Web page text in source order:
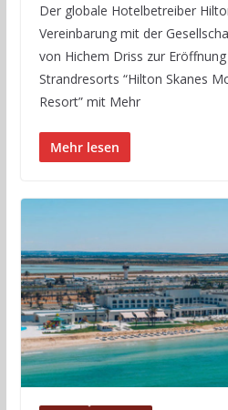
Der globale Hotelbetreiber
Vereinbarung mit der
von Hichem Driss zur
Strandresorts “Hilton Skanes
Resort” mit Mehr
Mehr lesen